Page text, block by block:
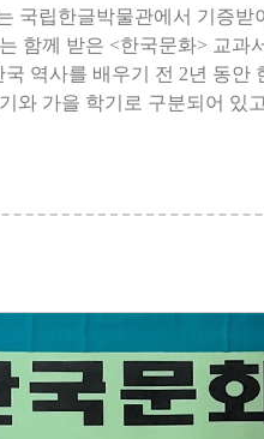
국립한글박물관에서 기증
함께 받은 <한국문화> 교과
국 역사를 배우기 전 2년 동안
와 가을 학기로 구분되어 있